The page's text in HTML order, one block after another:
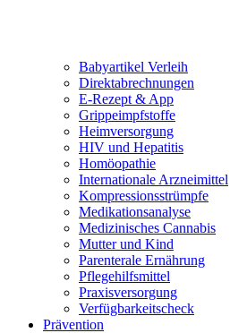
Babyartikel Verleih
Direktabrechnungen
E-Rezept & App
Grippeimpfstoffe
Heimversorgung
HIV und Hepatitis
Homöopathie
Internationale Arzneimittel
Kompressionsstrümpfe
Medikationsanalyse
Medizinisches Cannabis
Mutter und Kind
Parenterale Ernährung
Pflegehilfsmittel
Praxisversorgung
Verfügbarkeitscheck
Prävention